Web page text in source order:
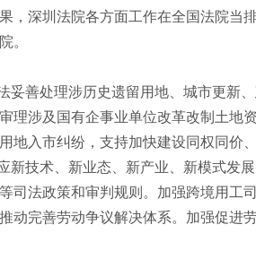
，深圳法院各方面工作在全国法院当
。
善处理涉历史遗留用地、城市更新
理涉及国有企事业单位改革改制土地
地入市纠纷，支持加快建设同权同价
技术、新业态、新产业、新模式发
司法政策和审判规则。加强跨境用工
动完善劳动争议解决体系。加强促进